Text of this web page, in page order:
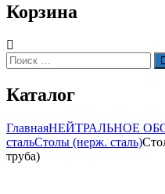
Корзина
Искать:
Каталог
ГлавнаяНЕЙТРАЛЬНОЕ
стальСтолы (нерж. сталь)
труба)